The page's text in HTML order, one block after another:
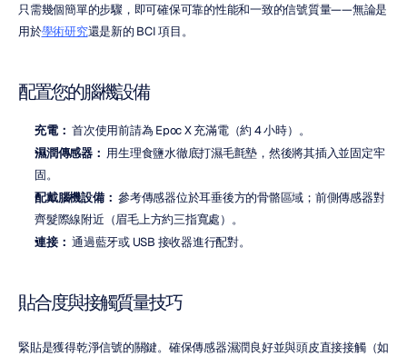
只需幾個簡單的步驟，即可確保可靠的性能和一致的信號質量——無論是
用於學術研究還是新的 BCI 項目。
配置您的腦機設備
充電： 首次使用前請為 Epoc X 充滿電（約 4 小時）。
濕潤傳感器： 用生理食鹽水徹底打濕毛氈墊，然後將其插入並固定牢
固。
配戴腦機設備： 參考傳感器位於耳垂後方的骨骼區域；前側傳感器對
齊髮際線附近（眉毛上方約三指寬處）。
連接： 通過藍牙或 USB 接收器進行配對。
貼合度與接觸質量技巧
緊貼是獲得乾淨信號的關鍵。確保傳感器濕潤良好並與頭皮直接接觸（如